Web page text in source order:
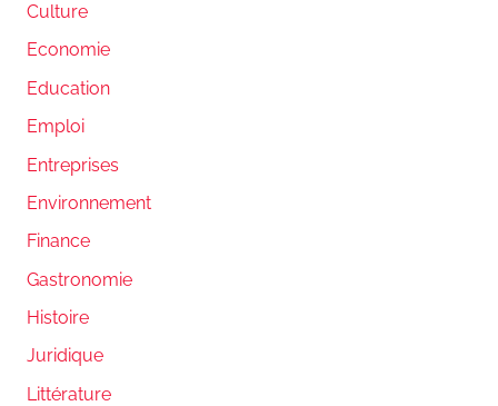
Culture
Economie
Education
Emploi
Entreprises
Environnement
Finance
Gastronomie
Histoire
Juridique
Littérature